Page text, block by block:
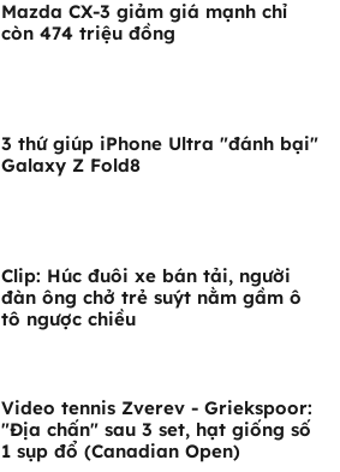
Mazda CX-3 giảm giá mạnh chỉ
còn 474 triệu đồng
3 thứ giúp iPhone Ultra "đánh bại"
Galaxy Z Fold8
Clip: Húc đuôi xe bán tải, người
đàn ông chở trẻ suýt nằm gầm ô
tô ngược chiều
Video tennis Zverev - Griekspoor:
"Địa chấn" sau 3 set, hạt giống số
1 sụp đổ (Canadian Open)